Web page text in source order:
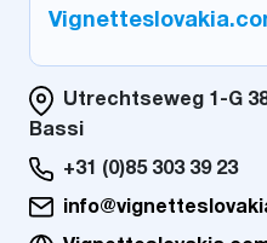
Utrechtseweg 1-G
Bassi
+31 (0)85 303 39 23